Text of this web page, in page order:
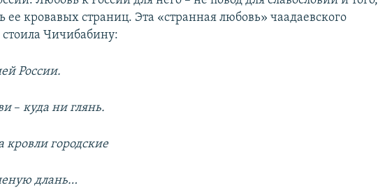
ее кровавых страниц. Эта «странная любовь» чаадаевского
стоила Чичибабину:
России.
–​ куда ни глянь.
кровли городские
длань…